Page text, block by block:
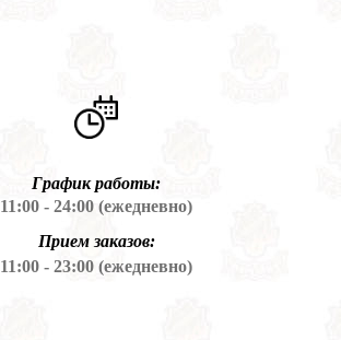
График работы:
11:00 - 24:00 (ежедневно)
Прием заказов:
11:00 - 23:00 (ежедневно)